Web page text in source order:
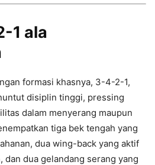
1 ala
formasi khasnya, 3-4-2-1,
disiplin tinggi, pressing
dalam menyerang maupun
tiga bek tengah yang
dua wing-back yang aktif
dan dua gelandang serang yang